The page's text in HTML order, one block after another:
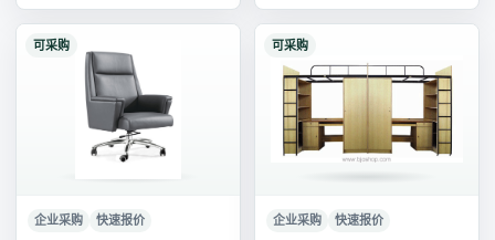
可采购
企业采购 快速报价
可采购
企业采购 快速报价